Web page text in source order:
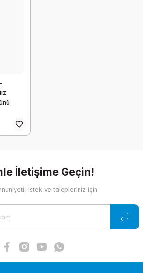
İletişime Geçin!
istek ve talepleriniz için